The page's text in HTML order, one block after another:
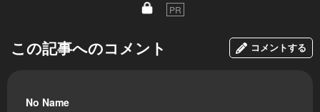
PR
この記事へのコメント コメントする
No Name